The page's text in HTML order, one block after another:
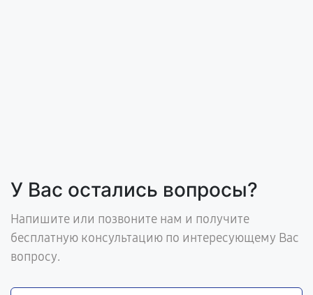
У Вас остались вопросы?
Напишите или позвоните нам и получите
бесплатную консультацию по интересующему Вас
вопросу.